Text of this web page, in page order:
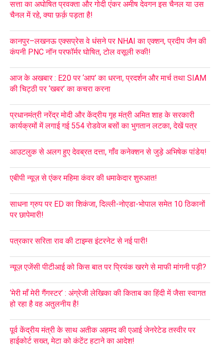
सत्ता का अघोषित प्रवक्ता और गोदी एंकर अमीष देवगन इस चैनल या उस
चैनल में रहे, क्या फ़र्क़ पड़ता है!
कानपुर–लखनऊ एक्सप्रेस वे धंसने पर NHAI का एक्शन, प्रदीप जैन की
कंपनी PNC नॉन परफॉर्मर घोषित, टोल वसूली रुकी!
आज के अखबार : E20 पर ‘आप’ का धरना, प्रदर्शन और मार्च तथा SIAM
की चिट्ठी पर ‘खबर’ का कचरा करना
प्रधानमंत्री नरेंद्र मोदी और केंद्रीय गृह मंत्री अमित शाह के सरकारी
कार्यक्रमों में लगाई गई 554 रोडवेज बसों का भुगतान लटका, देखें पत्र
आउटलुक से अलग हुए देवब्रत दत्ता, गाँव कनेक्शन से जुड़े अभिषेक पांडेय!
एबीपी न्यूज़ से एंकर महिमा कंवर की धमाकेदार शुरुआत!
साधना ग्रुप पर ED का शिकंजा, दिल्ली-नोएडा-भोपाल समेत 10 ठिकानों
पर छापेमारी!
पत्रकार सरिता राव की टाइम्स इंटरनेट से नई पारी!
न्यूज़ एजेंसी पीटीआई को किस बात पर प्रियंक खरगे से माफी मांगनी पड़ी?
‘मेरी माँ मेरी गैंगस्टर’ : अंग्रेजी लेखिका की किताब का हिंदी में जैसा स्वागत
हो रहा है वह अतुलनीय है!
पूर्व केंद्रीय मंत्री के साथ अतीक अहमद की एआई जेनरेटेड तस्वीर पर
हाईकोर्ट सख्त, मेटा को कंटेंट हटाने का आदेश!